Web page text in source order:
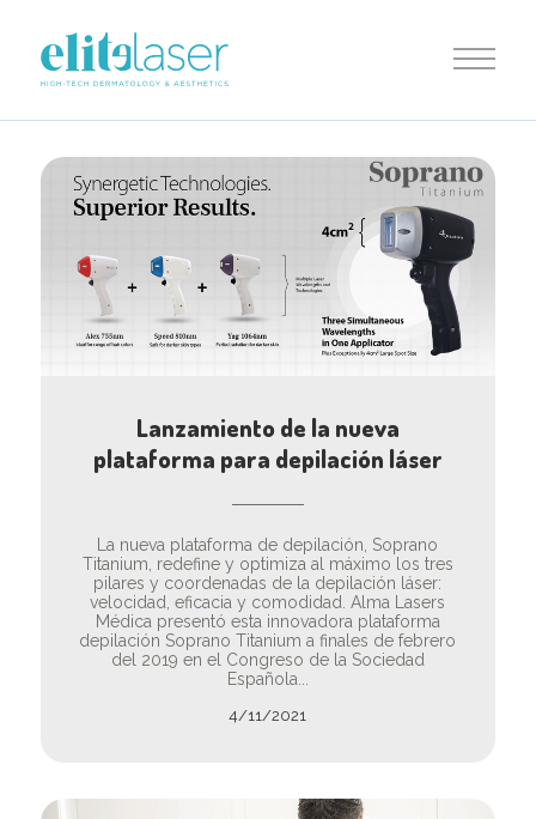
Lanzamiento de la nueva
plataforma para depilación láser
La nueva plataforma de depilación, Soprano
Titanium, redefine y optimiza al máximo los tres
pilares y coordenadas de la depilación láser:
velocidad, eficacia y comodidad. Alma Lasers
Médica presentó esta innovadora plataforma
depilación Soprano Titanium a finales de febrero
del 2019 en el Congreso de la Sociedad
Española...
4/11/2021